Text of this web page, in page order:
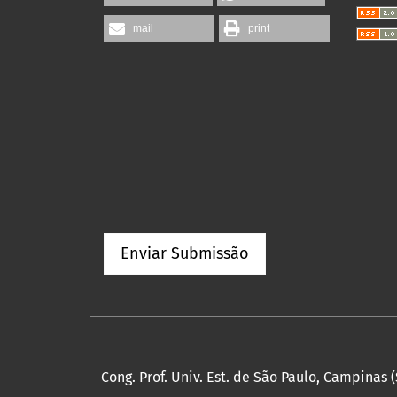
mail print
Enviar Submissão
Cong. Prof. Univ. Est. de São Paulo, Campinas